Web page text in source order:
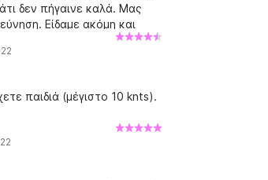
δεν πήγαινε καλά. Μας
Είδαμε ακόμη και
παιδιά (μέγιστο 10 knts).